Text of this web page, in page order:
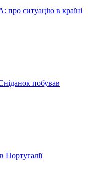
про ситуацію в країні
побував
Португалії